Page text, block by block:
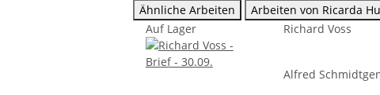
Ähnliche Arbeiten
Arbeiten von Ricarda
Auf Lager
Richard Voss
Alfred